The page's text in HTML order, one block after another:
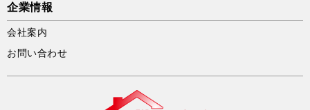
企業情報
会社案内
お問い合わせ